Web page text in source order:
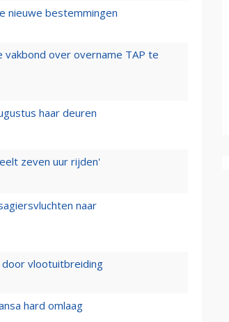
nieuwe bestemmingen
over overname TAP te
haar deuren
zeven uur rijden'
naar
vlootuitbreiding
hard omlaag